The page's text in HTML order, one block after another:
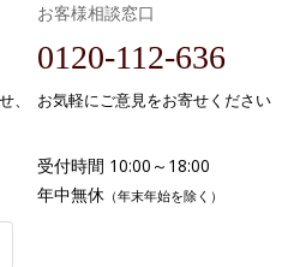
、
お客様相談窓口
0120-112-636
お気軽にご意見をお寄せください
受付時間 10:00～18:00
年中無休 （年末年始を除く）